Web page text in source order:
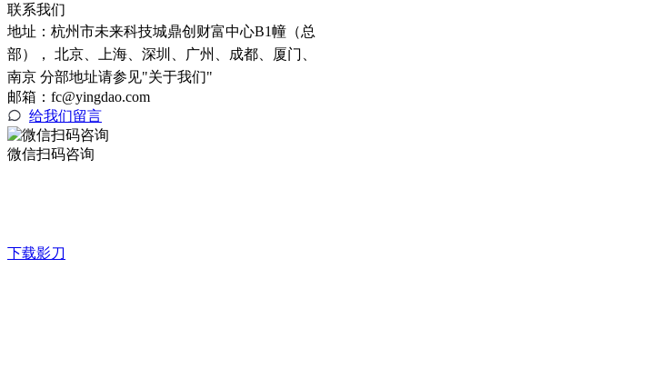
联系我们
地址： 杭州市未来科技城鼎创财富中心B1幢（总
部）， 北京、上海、深圳、广州、成都、厦门、
南京 分部地址请参见"关于我们"
邮箱：fc@yingdao.com
给我们留言
微信扫码咨询
下载影刀